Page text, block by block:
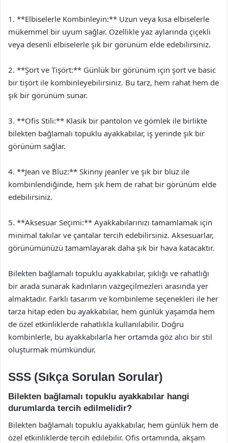
1. **Elbiselerle Kombinleyin:** Uzun veya kısa elbiselerle
mükemmel bir uyum sağlar. Özellikle yaz aylarında çiçekli
veya desenli elbiselerle şık bir görünüm elde edebilirsiniz.
2. **Şort ve Tişört:** Günlük bir görünüm için şort ve basic
bir tişört ile kombinleyebilirsiniz. Bu tarz, hem rahat hem de
şık bir görünüm sunar.
3. **Ofis Stili:** Klasik bir pantolon ve gömlek ile birlikte
bilekten bağlamalı topuklu ayakkabılar, iş yerinde şık bir
görünüm sağlar.
4. **Jean ve Bluz:** Skinny jeanler ve şık bir bluz ile
kombinlendiğinde, hem şık hem de rahat bir görünüm elde
edebilirsiniz.
5. **Aksesuar Seçimi:** Ayakkabılarınızı tamamlamak için
minimal takılar ve çantalar tercih edebilirsiniz. Aksesuarlar,
görünümünüzü tamamlayarak daha şık bir hava katacaktır.
Bilekten bağlamalı topuklu ayakkabılar, şıklığı ve rahatlığı
bir arada sunarak kadınların vazgeçilmezleri arasında yer
almaktadır. Farklı tasarım ve kombinleme seçenekleri ile her
tarza hitap eden bu ayakkabılar, hem günlük yaşamda hem
de özel etkinliklerde rahatlıkla kullanılabilir. Doğru
kombinlerle, bu ayakkabılarla her ortamda göz alıcı bir stil
oluşturmak mümkündür.
SSS (Sıkça Sorulan Sorular)
Bilekten bağlamalı topuklu ayakkabılar hangi
durumlarda tercih edilmelidir?
Bilekten bağlamalı topuklu ayakkabılar, hem günlük hem de
özel etkinliklerde tercih edilebilir. Ofis ortamında, akşam